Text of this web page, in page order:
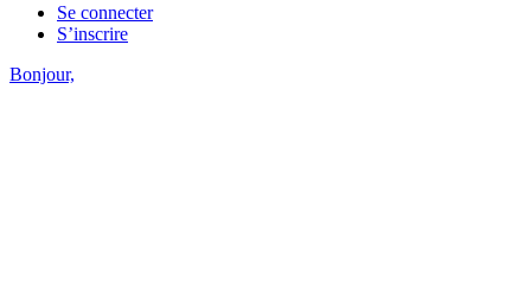
Se connecter
S’inscrire
Bonjour,